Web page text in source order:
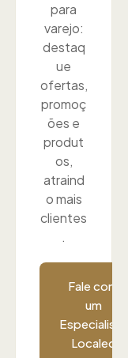
para
varejo:
destaq
ue
ofertas,
promoç
ões e
produt
os,
atraind
o mais
clientes
.
Fale com
um
Especialista
Localed